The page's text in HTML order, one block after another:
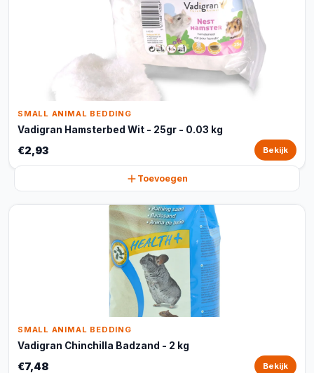
SMALL ANIMAL BEDDING
Vadigran Hamsterbed Wit - 25gr - 0.03 kg
€2,93 Bekijk
Toevoegen
SMALL ANIMAL BEDDING
Vadigran Chinchilla Badzand - 2 kg
€7,48 Bekijk